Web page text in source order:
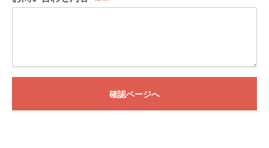
確認ページへ